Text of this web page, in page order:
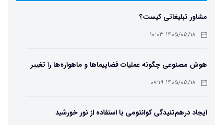
مشاور تبلیغاتی کیست؟
۱۴۰۵/۰۵/۱۸ ۱۰:۰۳
هوش مصنوعی چگونه عملیات فضاپیماها و ماهواره‌ها را تغییر
می‌دهد؟
۱۴۰۵/۰۵/۱۸ ۰۸:۱۹
ایجاد درهم‌تنیدگی کوانتومی با استفاده از نور خورشید